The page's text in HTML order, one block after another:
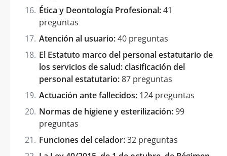
Ética y Deontología Profesional:41
preguntas
Atención al usuario:40 preguntas
El Estatuto marco del personal estatutario de
los servicios de salud: clasificación del
personal estatutario:87 preguntas
Actuación ante fallecidos: 124 preguntas
Normas de higiene y esterilización:99
preguntas
Funciones del celador:32 preguntas